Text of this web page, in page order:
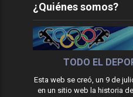
¿Quiénes somos?
TODO EL
Esta web se creó, un 9 de
en un sitio web la historia